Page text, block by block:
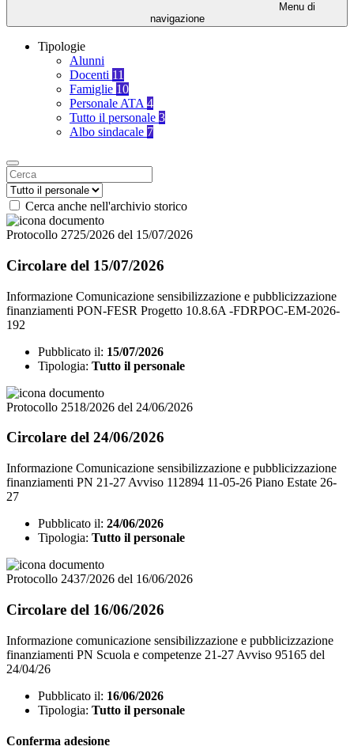
Menu di
navigazione
Tipologie
Alunni
Docenti 11
Famiglie 10
Personale ATA 4
Tutto il personale 3
Albo sindacale 7
Cerca anche nell'archivio storico
Protocollo 2725/2026 del 15/07/2026
Circolare del 15/07/2026
Informazione Comunicazione sensibilizzazione e pubblicizzazione
finanziamenti PON-FESR Progetto 10.8.6A -FDRPOC-EM-2026-
192
Pubblicato il: 15/07/2026
Tipologia: Tutto il personale
Protocollo 2518/2026 del 24/06/2026
Circolare del 24/06/2026
Informazione Comunicazione sensibilizzazione e pubblicizzazione
finanziamenti PN 21-27 Avviso 112894 11-05-26 Piano Estate 26-
27
Pubblicato il: 24/06/2026
Tipologia: Tutto il personale
Protocollo 2437/2026 del 16/06/2026
Circolare del 16/06/2026
Informazione comunicazione sensibilizzazione e pubblicizzazione
finanziamenti PN Scuola e competenze 21-27 Avviso 95165 del
24/04/26
Pubblicato il: 16/06/2026
Tipologia: Tutto il personale
Conferma adesione